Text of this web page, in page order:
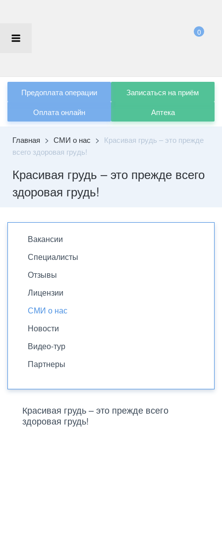
0
Оплата онлайн
Предоплата операции
Аптека
Записаться на приём
Главная > СМИ о нас > Красивая грудь – это прежде
всего здоровая грудь!
Красивая грудь – это прежде всего
здоровая грудь!
Вакансии
Специалисты
Отзывы
Лицензии
СМИ о нас
Новости
Видео-тур
Партнеры
Красивая грудь – это прежде всего
здоровая грудь!